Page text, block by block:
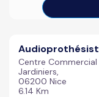
Centre
Jardiniers,
06200 Nice
6.14 Km